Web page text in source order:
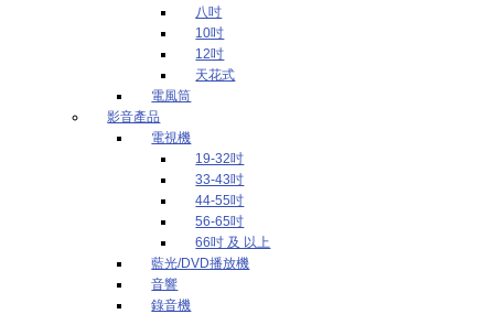
八吋
10吋
12吋
天花式
電風筒
影音產品
電視機
19-32吋
33-43吋
44-55吋
56-65吋
66吋 及 以上
藍光/DVD播放機
音響
錄音機